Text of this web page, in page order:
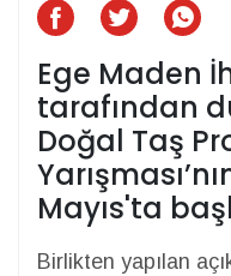
Ege Maden
tarafından
Doğal Taş
Mayıs'ta
Birlikten yapılan